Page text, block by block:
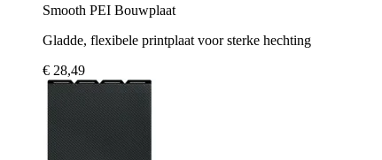
Smooth PEI Bouwplaat
Gladde, flexibele printplaat voor sterke hechting
€ 28,49